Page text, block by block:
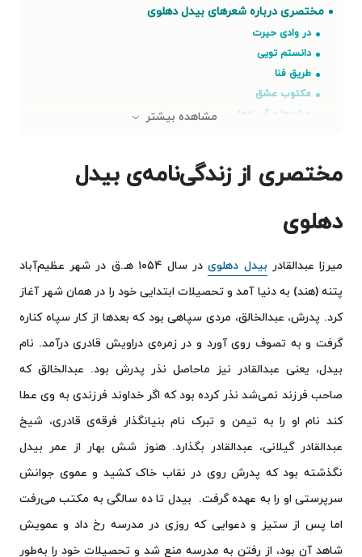
مختصری درباره شعرهای بیدل دهلوی
در وادی حیرت
دانستم تویی
طریق فنا
مکتوب عشق
چشم‌ها و آیینه‌ها
مشاهده بیشتر
مختصری از زندگی‌نامه‌ی بیدل
دهلوی
میرزا عبدالقادر بیدل دهلوی
در سال ۱۰۵۴ هـ.ق در شهر عظیم‌آباد
پتنه (هند) به دنیا آمد و تحصیلات ابتدایی خود را در همان شهر آغاز
کرد. پدرش، عبدالخالق، مردی سپاهی بود که بعدها از کار سپاه کناره
گرفت و به تصوف روی آورد و در زمره‌ی دراویش قادری درآمد. نام
بیدل، یعنی عبدالقادر نیز ماحاصل نذر پدرش بود. عبدالخالق که
صاحب فرزند نمی‌شد نذر کرده بود که اگر خداوند فرزندی به وی عطا
کند نام او را به تیمن و تبرک نام بنیانگذار فرقه‌ی قادری، شیخ
عبدالقادر گیلانی، عبدالقادر بگذارد. هنوز شش بهار از عمر بیدل
نگذشته بود که پدرش روی در نقاب خاک کشید و عموی جوانش
سرپرستی او را به عهده گرفت. بیدل تا ده سالگی به مکتب می‌رفت
اما پس از ستیز و دعوایی که روزی در مدرسه رخ داد و عمویش
شاهد آن بود، از رفتن به مدرسه منع شد و تحصیلات خود را به‌طور